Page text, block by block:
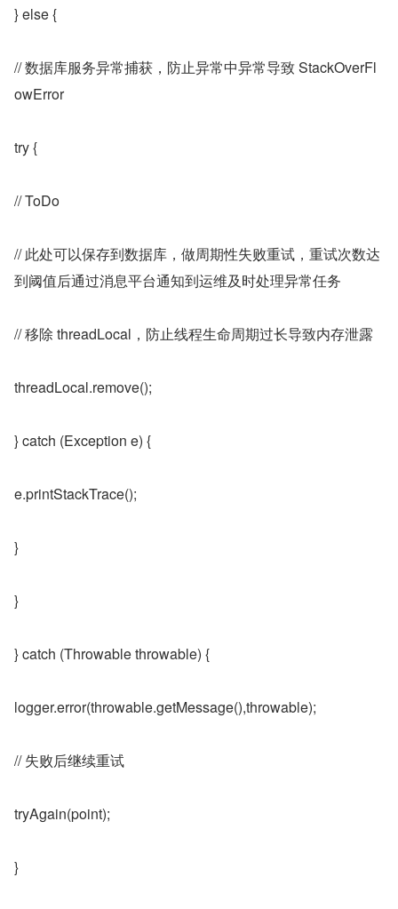
} else {
// 数据库服务异常捕获，防止异常中异常导致 StackOverFl
owError
try {
// ToDo
// 此处可以保存到数据库，做周期性失败重试，重试次数达
到阈值后通过消息平台通知到运维及时处理异常任务
// 移除 threadLocal，防止线程生命周期过长导致内存泄露
threadLocal.remove();
} catch (Exception e) {
e.printStackTrace();
}
}
} catch (Throwable throwable) {
logger.error(throwable.getMessage(),throwable);
// 失败后继续重试
tryAgain(point);
}